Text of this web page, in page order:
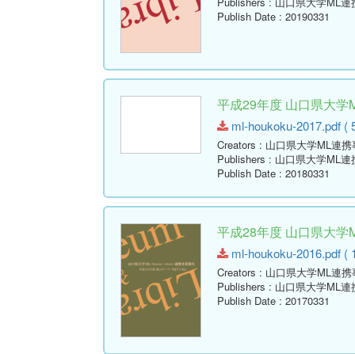
Publish Date : 20190331
平成29年度 山口県大学
ml-houkoku-2017.pdf (
Creators : 山口県大学ML連
Publishers : 山口県大学ML連
Publish Date : 20180331
平成28年度 山口県大学
ml-houkoku-2016.pdf (
Creators : 山口県大学ML連
Publishers : 山口県大学ML連
Publish Date : 20170331